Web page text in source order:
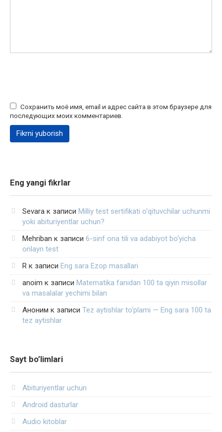
Сохранить моё имя, email и адрес сайта в этом браузере для
последующих моих комментариев.
Eng yangi fikrlar
Sevara к записи Milliy test sertifikati o‘qituvchilar uchunmi
yoki abituriyentlar uchun?
Mehriban к записи 6-sinf ona tili va adabiyot bo‘yicha
onlayn test
R к записи Eng sara Ezop masallari
anoim к записи Matematika fanidan 100 ta qiyin misollar
va masalalar yechimi bilan
Аноним к записи Tez aytishlar to‘plami — Eng sara 100 ta
tez aytishlar
Sayt bo’limlari
Abituriyentlar uchun
Android dasturlar
Audio kitoblar